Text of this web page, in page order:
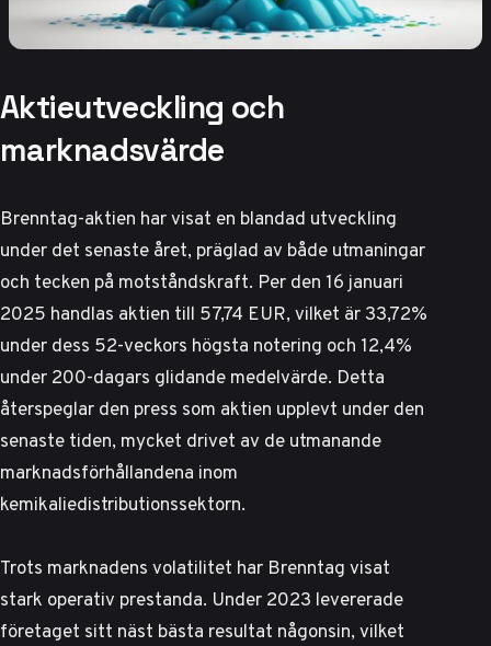
Aktieutveckling och
marknadsvärde
Brenntag-aktien har visat en blandad utveckling
under det senaste året, präglad av både utmaningar
och tecken på motståndskraft. Per den 16 januari
2025 handlas aktien till 57,74 EUR, vilket är 33,72%
under dess 52-veckors högsta notering och 12,4%
under 200-dagars glidande medelvärde. Detta
återspeglar den press som aktien upplevt under den
senaste tiden, mycket drivet av de utmanande
marknadsförhållandena inom
kemikaliedistributionssektorn.
Trots marknadens volatilitet har Brenntag visat
stark operativ prestanda. Under 2023 levererade
företaget sitt näst bästa resultat någonsin, vilket